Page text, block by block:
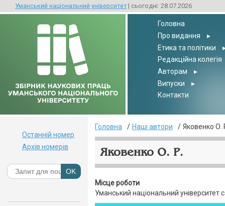
Уманський національний університет| сьогодні: 28.07.2026
Головна
Про видання
▸
Етика та політики
Редакційна колегія
Авторам
▸
Випуски
▸
Контакти
Головна Наші автори Яковенко О.
Яковенко О. Р.
Місце роботи
Уманський національний університет
Останній номер
Архів номерів